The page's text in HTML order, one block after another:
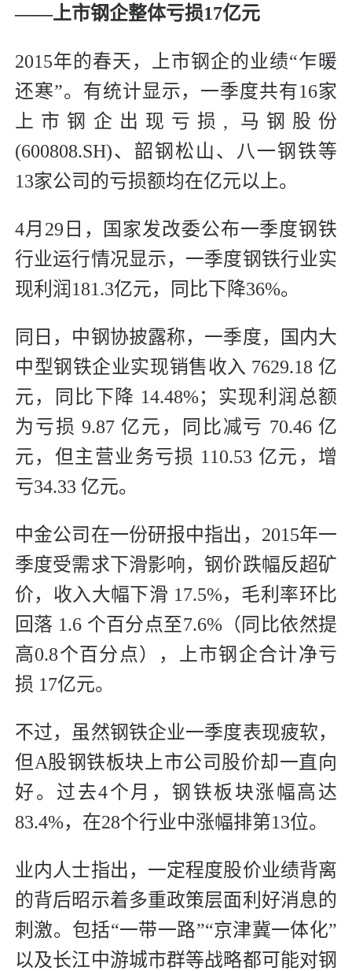
——上市钢企整体亏损17亿元
2015年的春天，上市钢企的业绩“乍暖
还寒”。有统计显示，一季度共有16家
上市钢企出现亏损, 马钢股份
(600808.SH)、韶钢松山、八一钢铁等
13家公司的亏损额均在亿元以上。
4月29日，国家发改委公布一季度钢铁
行业运行情况显示，一季度钢铁行业实
现利润181.3亿元，同比下降36%。
同日，中钢协披露称，一季度，国内大
中型钢铁企业实现销售收入 7629.18 亿
元，同比下降 14.48%；实现利润总额
为亏损 9.87 亿元，同比减亏 70.46 亿
元，但主营业务亏损 110.53 亿元，增
亏34.33 亿元。
中金公司在一份研报中指出，2015年一
季度受需求下滑影响，钢价跌幅反超矿
价，收入大幅下滑 17.5%，毛利率环比
回落 1.6 个百分点至7.6%（同比依然提
高0.8个百分点），上市钢企合计净亏
损 17亿元。
不过，虽然钢铁企业一季度表现疲软，
但A股钢铁板块上市公司股价却一直向
好。过去4个月，钢铁板块涨幅高达
83.4%，在28个行业中涨幅排第13位。
业内人士指出，一定程度股价业绩背离
的背后昭示着多重政策层面利好消息的
刺激。包括“一带一路”“京津冀一体化”
以及长江中游城市群等战略都可能对钢